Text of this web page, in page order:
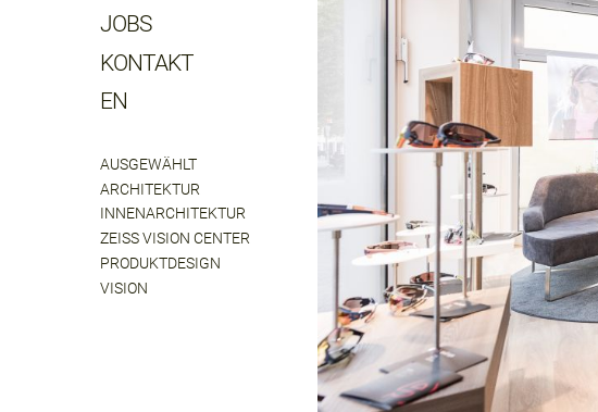
JOBS
KONTAKT
EN
AUSGEWÄHLT
ARCHITEKTUR
INNENARCHITEKTUR
ZEISS VISION CENTER
PRODUKTDESIGN
VISION